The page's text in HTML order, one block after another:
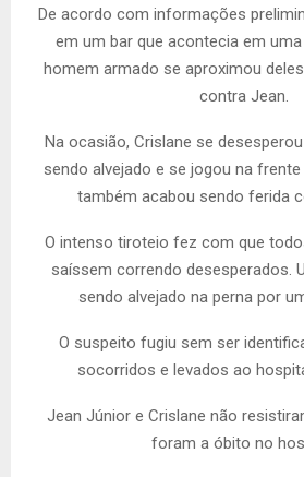
De acordo com informações
em um bar que acontecia em
homem armado se aproximou
contra Jean.
Na ocasião, Crislane se
sendo alvejado e se jogou na
também acabou sendo ferida
O intenso tiroteio fez com que
saíssem correndo desesperados.
sendo alvejado na perna por
O suspeito fugiu sem ser
socorridos e levados ao
Jean Júnior e Crislane não
foram a óbito no